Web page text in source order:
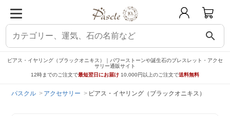
search
ピアス・イヤリング（ブラックオニキス）｜パワーストーンや誕生石のブレスレット・アクセ
サリー通販サイト
12時までのご注文で最短翌日にお届け 10,000円以上のご注文で送料無料
パスクル アクセサリー ピアス・イヤリング（ブラックオニキス）